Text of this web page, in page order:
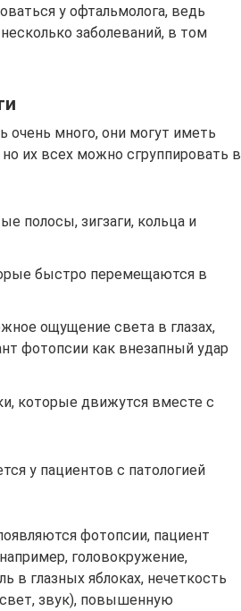
у офтальмолога, ведь
заболеваний, в том
много, они могут иметь
их всех можно сгруппировать в
полосы, зигзаги, кольца и
быстро перемещаются в
ощущение света в глазах,
фотопсии как внезапный удар
которые движутся вместе с
у пациентов с патологией
фотопсии, пациент
головокружение,
в глазных яблоках, нечеткость
звук), повышенную